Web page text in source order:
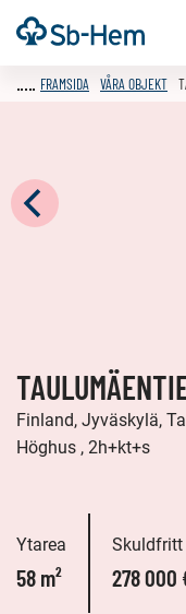
Till
innehållet
Framsida
FRAMSIDA VÅRA OBJEKT
Finland, Jyväskylä,
Höghus , 2h+kt+s
Ytarea
58 m²
Skuldfritt
278 000